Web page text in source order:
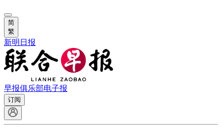
简
繁
新明日报
早报俱乐部电子报
订阅